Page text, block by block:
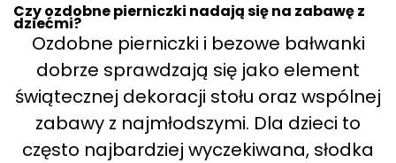
Czy ozdobne pierniczki nadają się na zabawę z
dziećmi?
Ozdobne pierniczki i bezowe bałwanki
dobrze sprawdzają się jako element
świątecznej dekoracji stołu oraz wspólnej
zabawy z najmłodszymi. Dla dzieci to
często najbardziej wyczekiwana, słodka